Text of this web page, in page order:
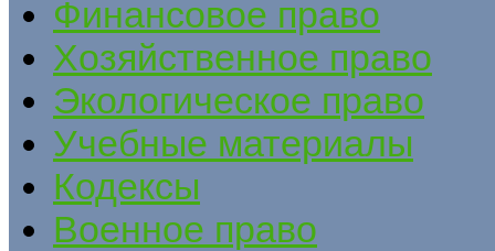
Финансовое право
Хозяйственное право
Экологическое право
Учебные материалы
Кодексы
Военное право